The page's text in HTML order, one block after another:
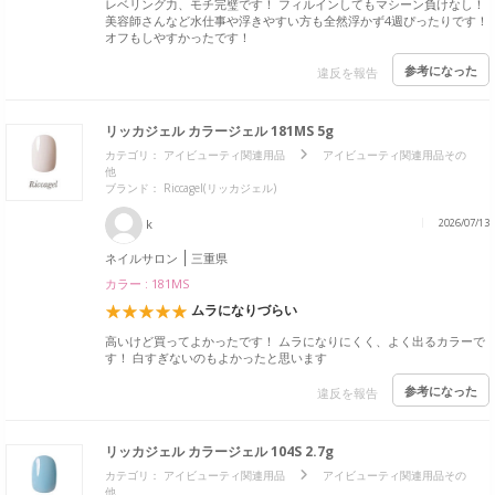
レベリング力、モチ完璧です！ フィルインしてもマシーン負けなし！
美容師さんなど水仕事や浮きやすい方も全然浮かず4週ぴったりです！
オフもしやすかったです！
違反を報告 参考になった
リッカジェル カラージェル 181MS 5g
カテゴリ： アイビューティ関連用品
アイビューティ関連用品その
他
ブランド： Riccagel(リッカジェル)
k 2026/07/13
ネイルサロン
三重県
カラー : 181MS
ムラになりづらい
高いけど買ってよかったです！ ムラになりにくく、よく出るカラーで
す！ 白すぎないのもよかったと思います
違反を報告 参考になった
リッカジェル カラージェル 104S 2.7g
カテゴリ： アイビューティ関連用品
アイビューティ関連用品その
他